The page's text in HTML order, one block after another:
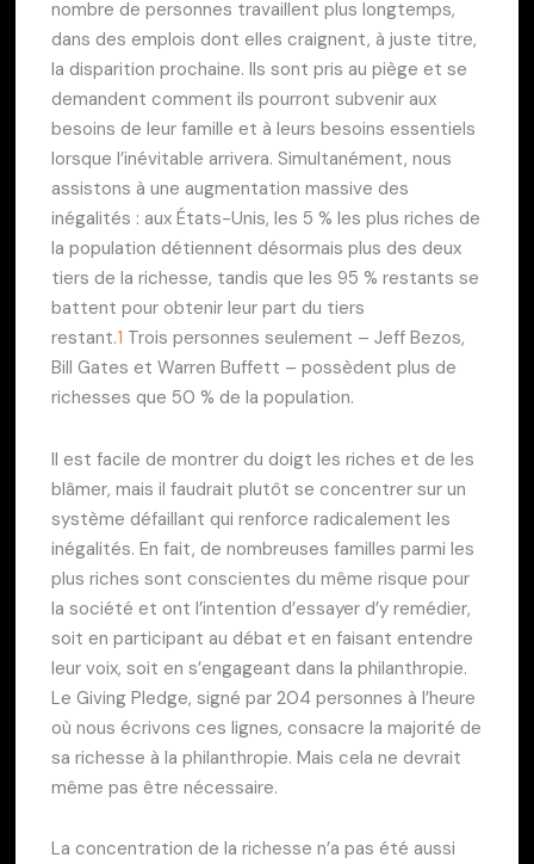
nombre de personnes travaillent plus longtemps,
dans des emplois dont elles craignent, à juste titre,
la disparition prochaine. Ils sont pris au piège et se
demandent comment ils pourront subvenir aux
besoins de leur famille et à leurs besoins essentiels
lorsque l’inévitable arrivera. Simultanément, nous
assistons à une augmentation massive des
inégalités : aux États-Unis, les 5 % les plus riches de
la population détiennent désormais plus des deux
tiers de la richesse, tandis que les 95 % restants se
battent pour obtenir leur part du tiers
restant.1 Trois personnes seulement – Jeff Bezos,
Bill Gates et Warren Buffett – possèdent plus de
richesses que 50 % de la population.
Il est facile de montrer du doigt les riches et de les
blâmer, mais il faudrait plutôt se concentrer sur un
système défaillant qui renforce radicalement les
inégalités. En fait, de nombreuses familles parmi les
plus riches sont conscientes du même risque pour
la société et ont l’intention d’essayer d’y remédier,
soit en participant au débat et en faisant entendre
leur voix, soit en s’engageant dans la philanthropie.
Le Giving Pledge, signé par 204 personnes à l’heure
où nous écrivons ces lignes, consacre la majorité de
sa richesse à la philanthropie. Mais cela ne devrait
même pas être nécessaire.
La concentration de la richesse n’a pas été aussi